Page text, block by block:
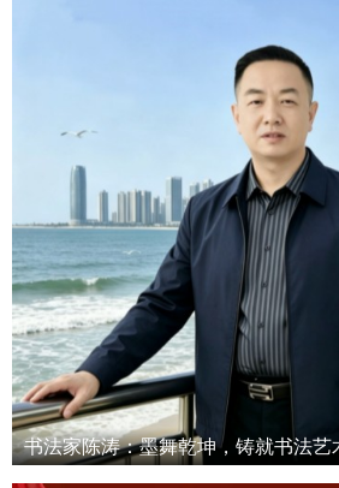
书法家陈涛：墨舞乾坤，铸就书法艺